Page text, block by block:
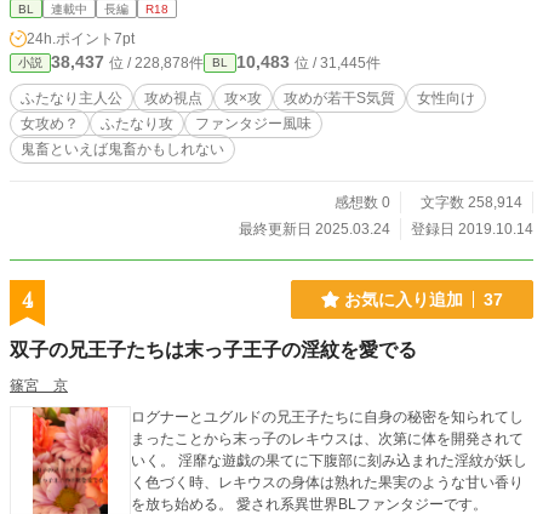
BL 連載中 長編 R18
24h.ポイント 7pt
小説 38,437 位 / 228,878件 BL 10,483 位 / 31,445件
ふたなり主人公 攻め視点 攻×攻 攻めが若干S気質
女性向け
女攻め？
ふたなり攻
ファンタジー風味
鬼畜といえば鬼畜かもしれない
感想数 0
文字数 258,914
最終更新日 2025.03.24
登録日 2019.10.14
4 お気に入り追加 37
双子の兄王子たちは末っ子王子の淫紋を愛でる
篠宮 京
ログナーとユグルドの兄王子たちに自身の秘密を知られてし
まったことから末っ子のレキウスは、次第に体を開発されて
いく。 淫靡な遊戯の果てに下腹部に刻み込まれた淫紋が妖し
く色づく時、レキウスの身体は熟れた果実のような甘い香り
を放ち始める。 愛され系異世界BLファンタジーです。